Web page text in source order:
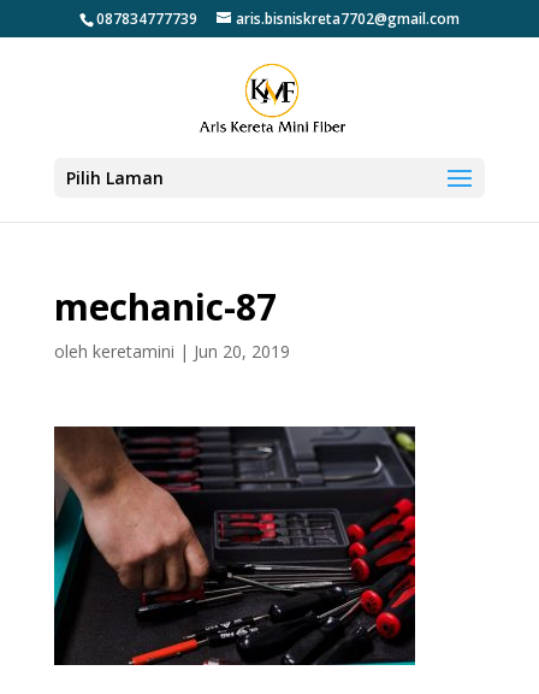
087834777739 aris.bisniskreta7702@gmail.com
Pilih Laman
mechanic-87
oleh keretamini | Jun 20, 2019